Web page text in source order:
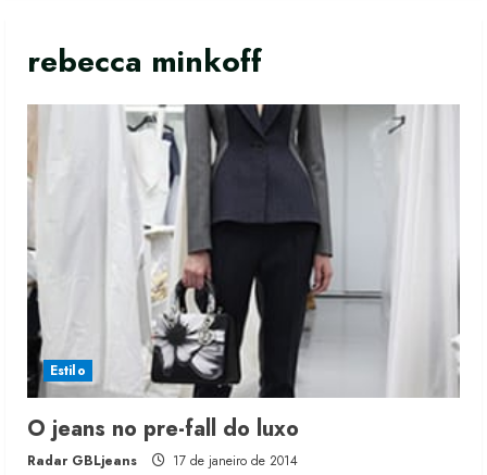
rebecca minkoff
Estilo
O jeans no pre-fall do luxo
Radar GBLjeans 17 de janeiro de 2014
produtos licenciados